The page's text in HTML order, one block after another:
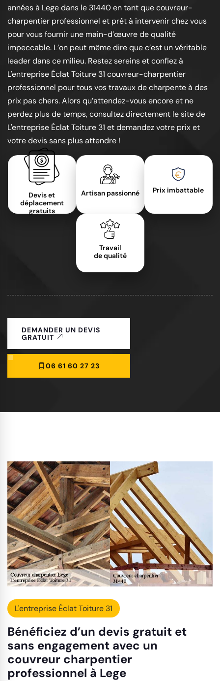
années à Lege dans le 31440 en tant que couvreur-
charpentier professionnel et prêt à intervenir chez vous
pour vous fournir une main-d’œuvre de qualité
impeccable. L’on peut même dire que c’est un véritable
leader dans ce milieu. Restez sereins et confiez à
L'entreprise Éclat Toiture 31 couvreur-charpentier
professionnel pour tous vos travaux de charpente à des
prix pas chers. Alors qu’attendez-vous encore et ne
perdez plus de temps, consultez directement le site de
L'entreprise Éclat Toiture 31 et demandez votre prix et
votre devis sans plus attendre !
Devis et
déplacement
gratuits
Artisan passionné Prix imbattable
Travail
de qualité
DEMANDER UN DEVIS
GRATUIT
06 61 60 27 23
L'entreprise Éclat Toiture 31
Bénéficiez d’un devis gratuit et
sans engagement avec un
couvreur charpentier
professionnel à Lege